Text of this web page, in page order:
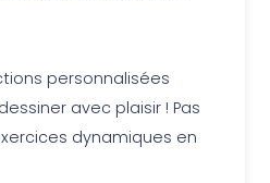
personnalisées
avec plaisir ! Pas
dynamiques en